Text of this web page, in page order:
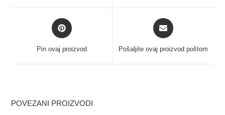
Pin ovaj proizvod Pošaljite ovaj proizvod poštom
POVEZANI PROIZVODI